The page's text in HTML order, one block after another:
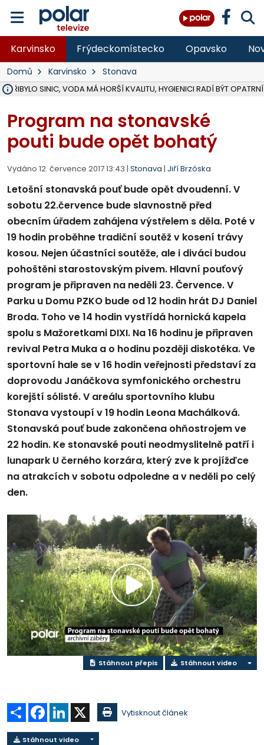
Karvinsko Frýdeckomístecko Opavsko
Domů Karvinsko Stonava
PŘIBYLO SINIC, VODA MÁ HORŠÍ KVALITU, HYGIENICI RADÍ BÝT OPATRNÍ
Program na stonavské
pouti bude opět bohatý
Vydáno 12. července 2017 13:43 | Stonava | Jiří Brzóska
Letošní stonavská pouť bude opět dvoudenní. V
sobotu 22.července bude slavnostně před
obecním úřadem zahájena výstřelem s děla. Poté v
19 hodin proběhne tradiční soutěž v kosení trávy
kosou. Nejen účastníci soutěže, ale i diváci budou
pohoštěni starostovským pivem. Hlavní pouťový
program je připraven na neděli 23. Července. V
Parku u Domu PZKO bude od 12 hodin hrát DJ Daniel
Broda. Toho ve 14 hodin vystřídá hornická kapela
spolu s Mažoretkami DIXI. Na 16 hodinu je připraven
revival Petra Muka a o hodinu později diskotéka. Ve
sportovní hale se v 16 hodin veřejnosti představí za
doprovodu Janáčkova symfonického orchestru
korejští sólisté. V areálu sportovního klubu
Stonava vystoupí v 19 hodin Leona Machálková.
Stonavská pouť bude zakončena ohňostrojem ve
22 hodin. Ke stonavské pouti neodmyslitelně patří i
lunapark U černého korzára, který zve k projížďce
na atrakcích v sobotu odpoledne a v neděli po celý
den.
Přehrát
video
Stáhnout přepis Stáhnout video
Sdílet Facebook
LinkedIn Vytisknout článek
Stáhnout video